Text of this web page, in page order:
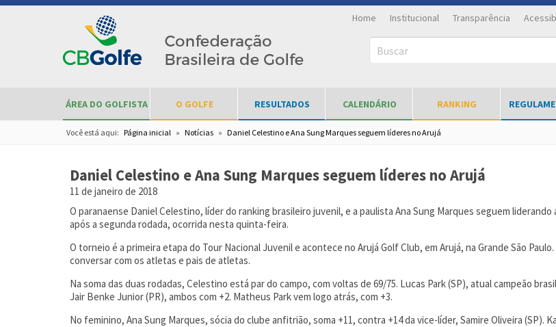
Home Institucional Transparência
Buscar
ÁREA DO GOLFISTA O GOLFE RESULTADOS CALENDÁRIO RANKING
Você está aqui: Página inicial » Notícias » Daniel Celestino e Ana Sung Marques seguem líderes no Arujá
Daniel Celestino e Ana Sung Marques seguem líderes no Arujá
11 de janeiro de 2018
O paranaense Daniel Celestino, líder do ranking brasileiro juvenil, e a paulista Ana Sung Marques seguem
após a segunda rodada, ocorrida nesta quinta-feira.
O torneio é a primeira etapa do Tour Nacional Juvenil e acontece no Arujá Golf Club, em Arujá, na Grande São
conversar com os atletas e pais de atletas.
Na soma das duas rodadas, Celestino está par do campo, com voltas de 69/75. Lucas Park (SP), atual campeão
Jair Benke Junior (PR), ambos com +2. Matheus Park vem logo atrás, com +3.
No feminino, Ana Sung Marques, sócia do clube anfitrião, soma +11, contra +14 da vice-líder, Samire Oliveira (SP).